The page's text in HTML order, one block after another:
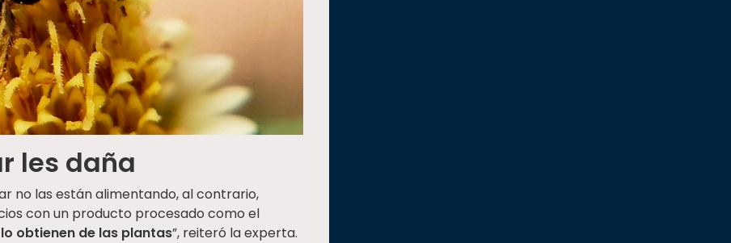
les daña
no las están alimentando, al contrario,
con un producto procesado como el
obtienen de las plantas”, reiteró la experta.